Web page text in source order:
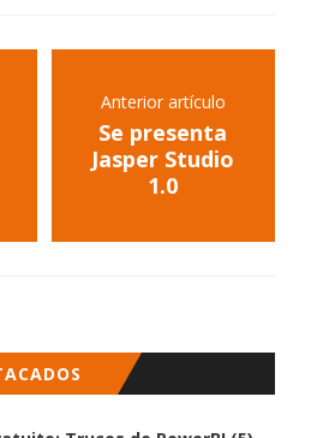
Anterior artículo
Se presenta
Jasper Studio
1.0